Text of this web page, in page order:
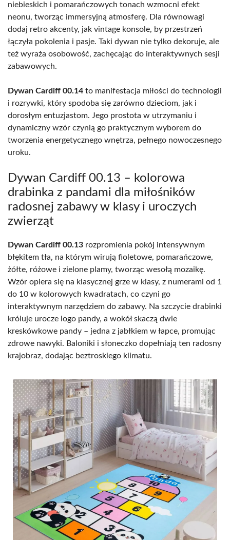
niebieskich i pomarańczowych tonach wzmocni efekt
neonu, tworząc immersyjną atmosferę. Dla równowagi
dodaj retro akcenty, jak vintage konsole, by przestrzeń
łączyła pokolenia i pasje. Taki dywan nie tylko dekoruje, ale
też wyraża osobowość, zachęcając do interaktywnych sesji
zabawowych.
Dywan Cardiff 00.14 to manifestacja miłości do technologii
i rozrywki, który spodoba się zarówno dzieciom, jak i
dorosłym entuzjastom. Jego prostota w utrzymaniu i
dynamiczny wzór czynią go praktycznym wyborem do
tworzenia energetycznego wnętrza, pełnego nowoczesnego
uroku.
Dywan Cardiff 00.13 – kolorowa
drabinka z pandami dla miłośników
radosnej zabawy w klasy i uroczych
zwierząt
Dywan Cardiff 00.13 rozpromienia pokój intensywnym
błękitem tła, na którym wirują fioletowe, pomarańczowe,
żółte, różowe i zielone plamy, tworząc wesołą mozaikę.
Wzór opiera się na klasycznej grze w klasy, z numerami od 1
do 10 w kolorowych kwadratach, co czyni go
interaktywnym narzędziem do zabawy. Na szczycie drabinki
króluje urocze logo pandy, a wokół skaczą dwie
kreskówkowe pandy – jedna z jabłkiem w łapce, promując
zdrowe nawyki. Baloniki i słoneczko dopełniają ten radosny
krajobraz, dodając beztroskiego klimatu.